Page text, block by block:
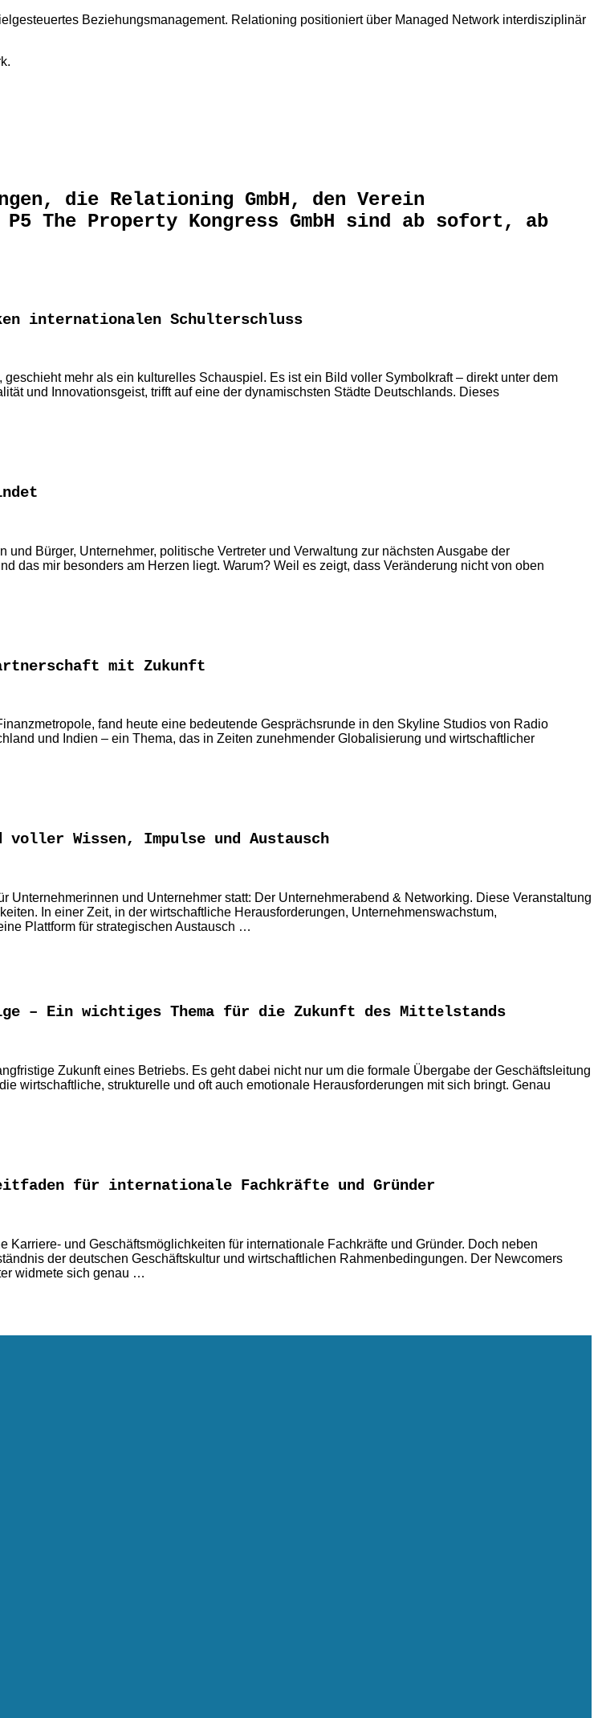
Beziehungsmanagement. Relationing positioniert über Managed Network interdisziplinär
die Relationing GmbH, den Verein
P5 The Property Kongress GmbH sind ab sofort, ab
internationalen Schulterschluss
mehr als ein kulturelles Schauspiel. Es ist ein Bild voller Symbolkraft – direkt unter dem
und Innovationsgeist, trifft auf eine der dynamischsten Städte Deutschlands. Dieses
Bürger, Unternehmer, politische Vertreter und Verwaltung zur nächsten Ausgabe der
das mir besonders am Herzen liegt. Warum? Weil es zeigt, dass Veränderung nicht von oben
mit Zukunft
fand heute eine bedeutende Gesprächsrunde in den Skyline Studios von Radio
und Indien – ein Thema, das in Zeiten zunehmender Globalisierung und wirtschaftlicher
voller Wissen, Impulse und Austausch
und Unternehmer statt: Der Unternehmerabend & Networking. Diese Veranstaltung
In einer Zeit, in der wirtschaftliche Herausforderungen, Unternehmenswachstum,
Plattform für strategischen Austausch …
– Ein wichtiges Thema für die Zukunft des Mittelstands
Zukunft eines Betriebs. Es geht dabei nicht nur um die formale Übergabe der Geschäftsleitung
wirtschaftliche, strukturelle und oft auch emotionale Herausforderungen mit sich bringt. Genau
für internationale Fachkräfte und Gründer
und Geschäftsmöglichkeiten für internationale Fachkräfte und Gründer. Doch neben
der deutschen Geschäftskultur und wirtschaftlichen Rahmenbedingungen. Der Newcomers
widmete sich genau …